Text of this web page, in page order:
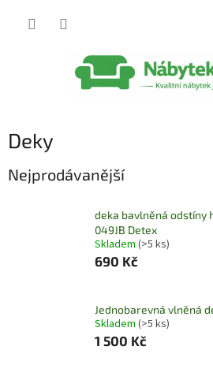
Deky
Nejprodávanější
deka bavlněná odstíny
049JB Detex
Skladem (>5 ks)
690 Kč
Jednobarevná vlněná
Skladem (>5 ks)
1 500 Kč